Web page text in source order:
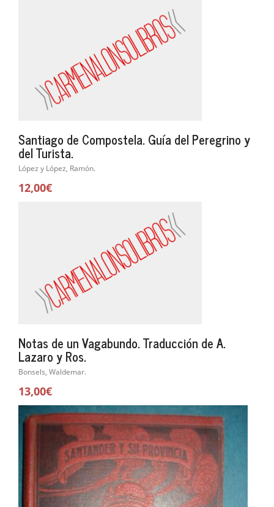
Santiago de Compostela. Guía del Peregrino y
del Turista.
López y López, Ramón.
12,00€
Notas de un Vagabundo. Traducción de A.
Lazaro y Ros.
Bonsels, Waldemar.
13,00€